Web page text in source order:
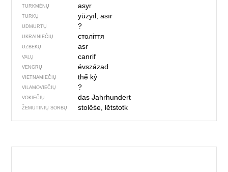
TURKMĖNŲ asyr
TURKŲ yüzyıl, asır
UDMURTŲ ?
UKRAINIEČIŲ століття
UZBEKŲ asr
VALŲ canrif
VENGRŲ évszázad
VIETNAMIEČIŲ thế kỷ
VILAMOVIEČIŲ ?
VOKIEČIŲ das Jahrhundert
ŽEMUTINIŲ SORBŲ stolěśe, lětstotk